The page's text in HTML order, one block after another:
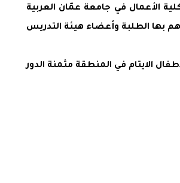
الأعمال في جامعة عمّان العربية
بها الطلبة وأعضاء هيئة التدريس
الايتام في المنطقة مثمنة الدور